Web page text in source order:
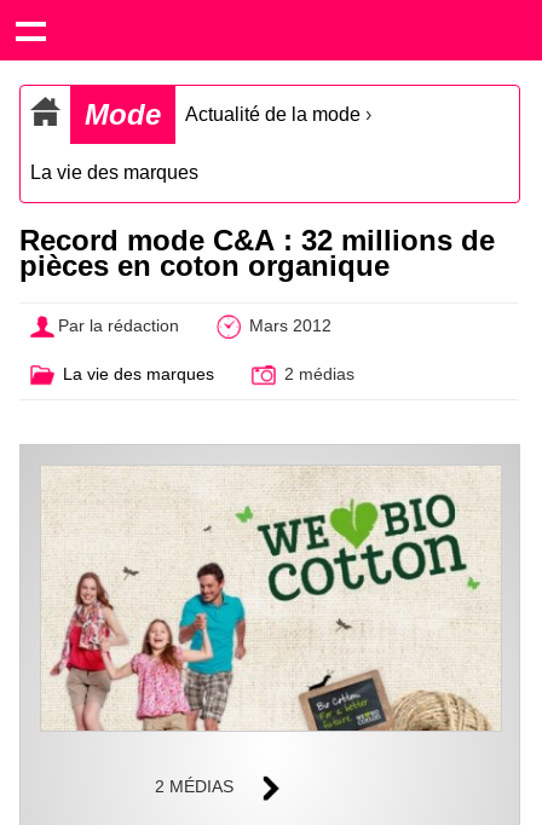
Mode Actualité de la mode ›
La vie des marques
Record mode C&A : 32 millions de
pièces en coton organique
Par la rédaction Mars 2012
La vie des marques 2 médias
2 MÉDIAS